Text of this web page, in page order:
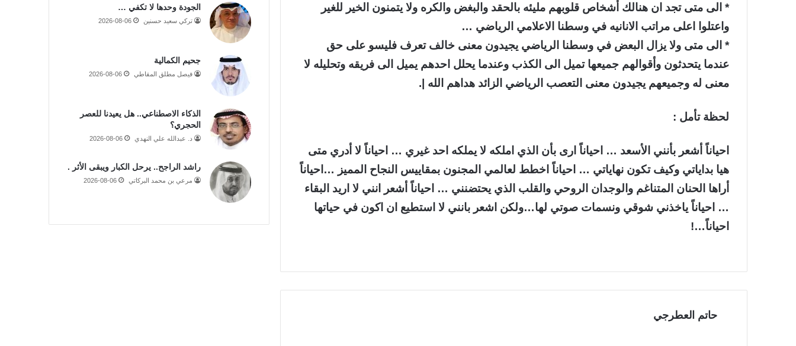
* الى متى تجد ان هنالك أشخاص قلوبهم مليئه بالحقد والبغض والكره ولا يتمنون الخير للغير
واعتلوا اعلى مراتب الانانيه في وسطنا الاعلامي الرياضي …
* الى متى ولا يزال البعض في وسطنا الرياضي يجيدون معنى خالف تعرف فليسو على حق
عندما يتحدثون وأقوالهم جميعها تميل الى الكذب وعندما يحلل احدهم يميل الى فريقه وتحليله لا
معنى له وجميعهم يجيدون معنى التعصب الرياضي الزائد هداهم الله |.
لحظة تأمل :
احياناً أشعر بأنني الأسعد … احياناً ارى بأن الذي املكه لا يملكه احد غيري … احياناً لا أدري متى
هيا بداياتي وكيف تكون نهاياتي … احياناً اخطط لعالمي المجنون بمقاييس النجاح المميز …احياناً
أراها الحنان المتناغم والوجدان الروحي والقلب الذي يحتضنني … احياناً أشعر انني لا اريد البقاء
… احياناً ياخذني شوقي ونسمات صوتي لها…ولكن اشعر بانني لا استطيع ان اكون في حياتها
احياناً…!
حاتم العطرجي
الجودة وحدها لا تكفي …
تركي سعيد حسنين 2026-08-06
جحيم الكمالية
فيصل مطلق المقاطي 2026-08-06
الذكاء الاصطناعي.. هل يعيدنا للعصر
الحجري؟
د. عبدالله علي النهدي 2026-08-06
راشد الراجح.. يرحل الكبار ويبقى الأثر .
مرعي بن محمد البركاتي 2026-08-06